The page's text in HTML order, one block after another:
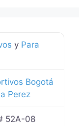
y Para
Bogotá
Perez
52A-08